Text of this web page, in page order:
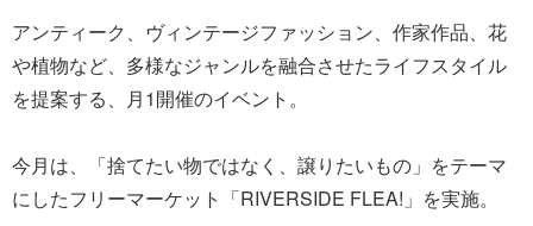
アンティーク、ヴィンテージファッション、作家作品、花
や植物など、多様なジャンルを融合させたライフスタイル
を提案する、月1開催のイベント。
今月は、「捨てたい物ではなく、譲りたいもの」をテーマ
にしたフリーマーケット「RIVERSIDE FLEA!」を実施。